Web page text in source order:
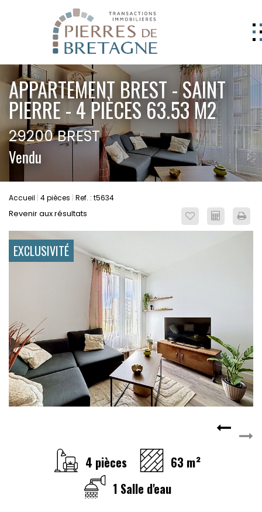
NOS BIENS
GERER
NOS AGENCES
ESTIMATION
CONTACT
APPARTEMENT BREST - SAINT
PIERRE - 4 PIÈCES 63.53 M2
29200 BREST
Vendu
Accueil 4 pièces Ref. : t5634
Revenir aux résultats
EXCLUSIVITÉ
4 pièces
63 m²
1 Salle d'eau